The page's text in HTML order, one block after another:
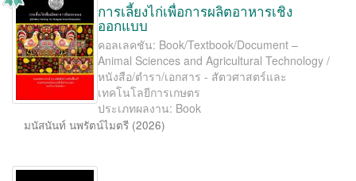
การเลี้ยงไก่เพื่อการผลิตอาหารเชิง
ออกแบบ
คอลเลคชัน: Book/Textbook/Document –
Animal Sciences and Agricultural Technology /
หนังสือ/ตำรา/เอกสาร - สัตวศาสตร์และ
เทคโนโลยีการเกษตร
ประเภทผลงาน: Book
มนัสนันท์ นพรัตน์ไมตรี (2026)